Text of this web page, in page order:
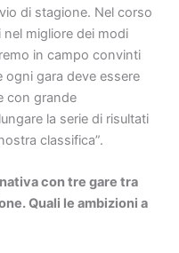
di stagione. Nel corso
migliore dei modi
in campo convinti
ogni gara deve essere
con grande
la serie di risultati
classifica”.
con tre gare tra
Quali le ambizioni a